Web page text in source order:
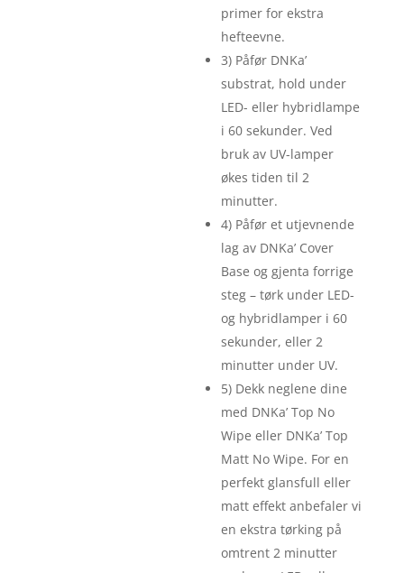
primer for ekstra
hefteevne.
3) Påfør DNKa’
substrat, hold under
LED- eller hybridlampe
i 60 sekunder. Ved
bruk av UV-lamper
økes tiden til 2
minutter.
4) Påfør et utjevnende
lag av DNKa’ Cover
Base og gjenta forrige
steg – tørk under LED-
og hybridlamper i 60
sekunder, eller 2
minutter under UV.
5) Dekk neglene dine
med DNKa’ Top No
Wipe eller DNKa’ Top
Matt No Wipe. For en
perfekt glansfull eller
matt effekt anbefaler vi
en ekstra tørking på
omtrent 2 minutter